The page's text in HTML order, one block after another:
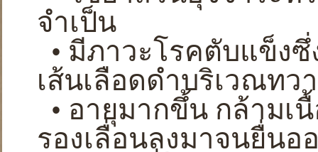
จำเป็น
• มีภาวะโรคตับแข็ง
เส้นเลือดดำบริเวณทว
• อายุมากขึ้น กล้ามเ
รองเลื่อนลงมาจนยื่น